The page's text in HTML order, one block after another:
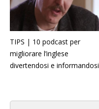
TIPS | 10 podcast per
migliorare l’inglese
divertendosi e informandosi